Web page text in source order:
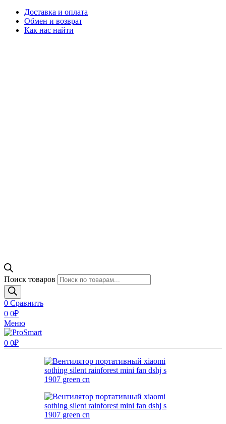
Доставка и оплата
Обмен и возврат
Как нас найти
Поиск товаров
0 Сравнить
0 0₽
Меню
0 0₽